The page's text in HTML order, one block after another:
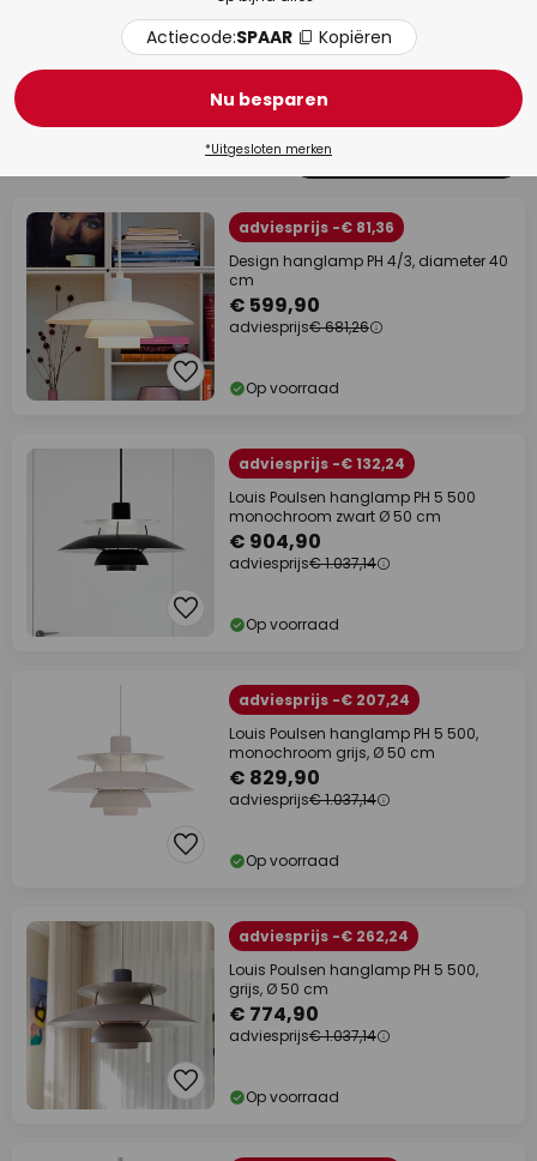
Eetkamer
adviesprijs -€ 81,36
Design hanglamp PH 4/3, diameter 40
cm
€ 599,90
adviesprijs€ 681,26
Op voorraad
adviesprijs -€ 132,24
Louis Poulsen hanglamp PH 5 500
monochroom zwart Ø 50 cm
€ 904,90
adviesprijs€ 1.037,14
Op voorraad
adviesprijs -€ 207,24
Louis Poulsen hanglamp PH 5 500,
monochroom grijs, Ø 50 cm
€ 829,90
adviesprijs€ 1.037,14
Op voorraad
adviesprijs -€ 262,24
Louis Poulsen hanglamp PH 5 500,
grijs, Ø 50 cm
€ 774,90
adviesprijs€ 1.037,14
Op voorraad
Actiecode:SPAAR Kopiëren
Nu besparen
*Uitgesloten merken